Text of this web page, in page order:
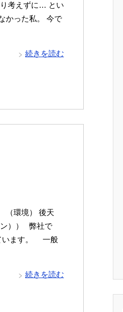
考えずに… とい
かった私。 今で
続きを読む
環境） 後天
）） 弊社で
います。 一般
続きを読む